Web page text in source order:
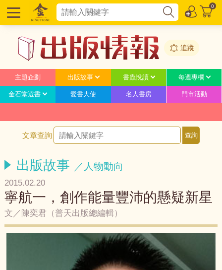
0
追蹤
主題企劃 出版故事 書蟲悅讀 每週專欄
金石堂選書 愛書大使 名人書房 門市活動
文章查詢
出版故事 ／人物動向
2015.02.20
寧航一，創作能量豐沛的懸疑新星
文／陳奕君（普天出版總編輯）